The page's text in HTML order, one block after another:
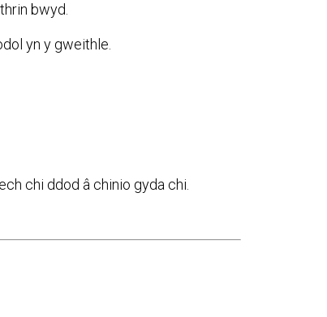
bwyd.
yn y gweithle.
chi ddod â chinio gyda chi.